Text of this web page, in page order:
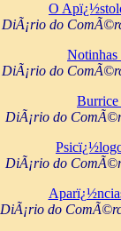
O
DiÃ¡rio do
Notinhas
DiÃ¡rio do
Burrice
DiÃ¡rio do
DiÃ¡rio do
DiÃ¡rio do